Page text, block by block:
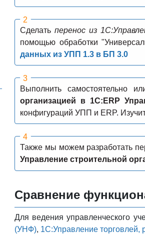
Сделать перенос из
помощью обработки
данных из УПП 1.3 в БП 3.0
Выполнить самостоятельно
организацией в 1C:ERP
конфигураций УПП и ERP.
Также мы можем разработать
Управление строительной
Сравнение
Для ведения управленческого
(УНФ), 1С:Управление торговлей,